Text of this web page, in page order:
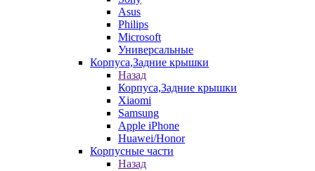
Asus
Philips
Microsoft
Универсальные
Корпуса,Задние крышки
Назад
Корпуса,Задние крышки
Xiaomi
Samsung
Apple iPhone
Huawei/Honor
Корпусные части
Назад